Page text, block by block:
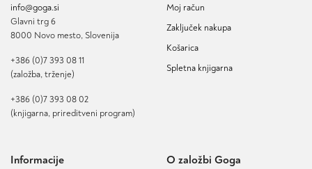
info@goga.si
Glavni trg 6
8000 Novo mesto, Slovenija
+386 (0)7 393 08 11
(založba, trženje)
+386 (0)7 393 08 02
(knjigarna, prireditveni program)
Moj račun
Zaključek nakupa
Košarica
Spletna knjigarna
Informacije O založbi Goga